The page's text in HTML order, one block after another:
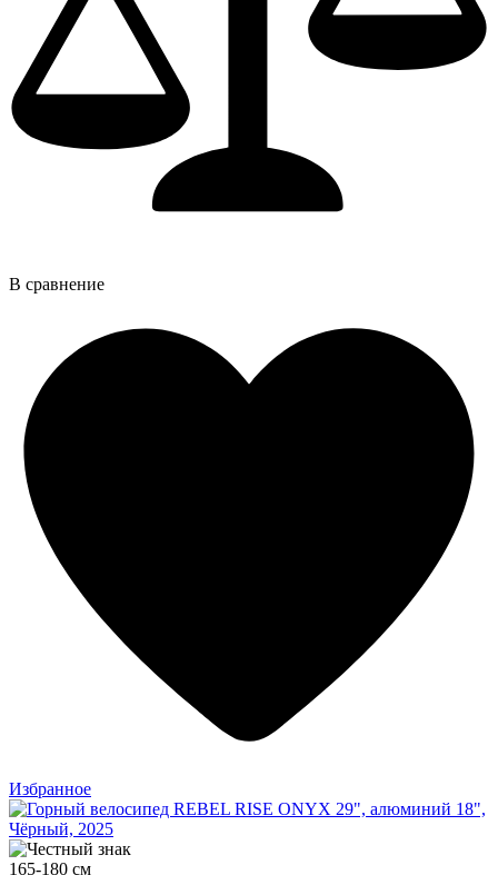
В сравнение
Избранное
165-180 см